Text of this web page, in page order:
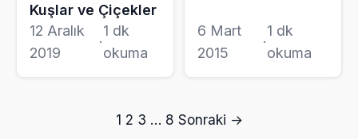
Kuşlar ve Çiçekler
12 Aralık
2019
·
1 dk
okuma
6 Mart
2015
·
1 dk
okuma
1 2 3 … 8 Sonraki →